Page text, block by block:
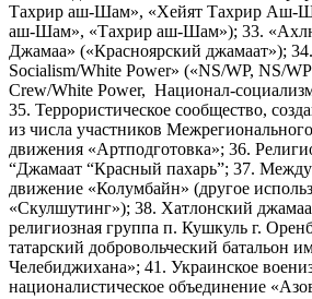
Тахрир аш-Шам», «Хейят Тахрир Аш-
аш-Шам», «Тахрир аш-Шам»); 33.
Джамаа» («Красноярский джамаат»);
Socialism/White Power» («NS/WP, NS/
Crew/White Power, Национал-
35. Террористическое сообщество,
из числа участников
движения «Артподготовка»; 36.
“Джамаат “Красный пахарь”; 37.
движение «Колумбайн» (другое
«Скулшутинг»); 38. Хатлонский
религиозная группа п. Кушкуль г.
татарский добровольческий батальон
Челебиджихана»; 41. Украинское
националистическое объединение